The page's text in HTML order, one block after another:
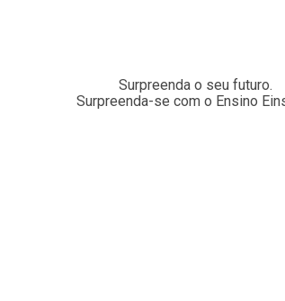
Surpreenda o seu futuro.
Surpreenda-se com o Ensino